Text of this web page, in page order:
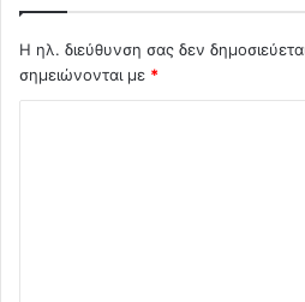
Η ηλ. διεύθυνση σας δεν
σημειώνονται με *